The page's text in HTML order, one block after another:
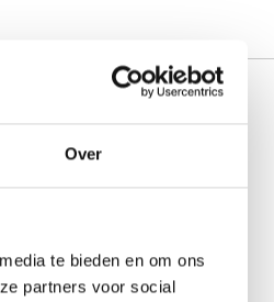
Over
te bieden en om ons
partners voor social
mijn